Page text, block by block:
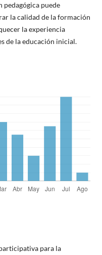
pedagógica puede
la calidad de la formación
la experiencia
de la educación inicial.
para la